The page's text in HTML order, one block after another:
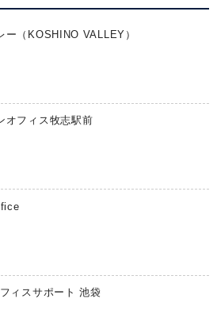
ー（KOSHINO VALLEY）
オフィス牧志駅前
ィスサポート 池袋